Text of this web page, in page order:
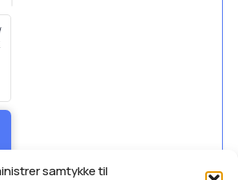
samtykke til